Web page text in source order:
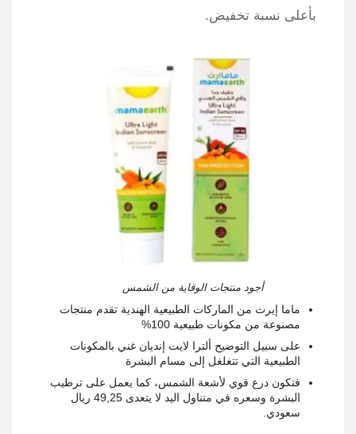
بأعلى نسبة تخفيض.
أجود منتجات الوقاية من الشمس
ماما إيرث من الماركات الطبيعية الهندية تقدم منتجات
مصنوعة من مكونات طبيعية 100
%
على سبيل التوضيح ألترا لايت إنديان غني بالمكونات
الطبيعية التي تتغلغل إلى مسام البشرة
فتكون درع قوي لأشعة الشمس، كما يعمل على ترطيب
البشرة وسعره في متناول اليد لا يتعدى 49,25 ريال
سعودي.